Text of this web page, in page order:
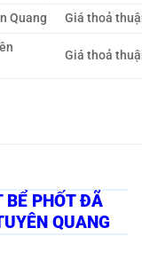
Quang
Giá thoả
Giá thoả
BỂ PHỐT ĐÃ
QUANG